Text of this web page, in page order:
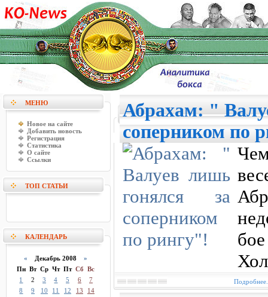
МЕНЮ
Новое на сайте
Добавить новость
Регистрация
Статистика
О сайте
Ссылки
ТОП СТАТЬИ
КАЛЕНДАРЬ
« Декабрь 2008 »
Пн Вт Ср Чт Пт Сб Вс
1
2 3 4 5 6
7
8
9 10 11 12 13
14
Абрахам: "
соперником по